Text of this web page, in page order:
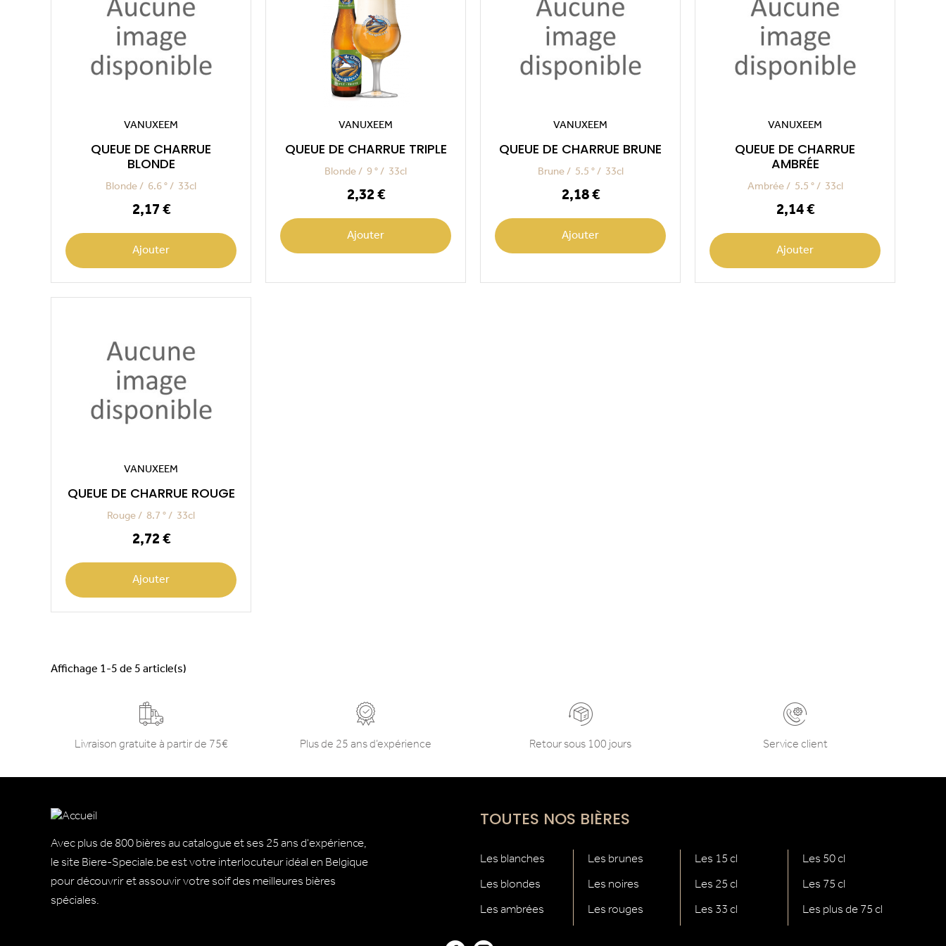
VANUXEEM
QUEUE DE CHARRUE
BLONDE
Blonde 6.6 ° 33cl
2,17 €
Ajouter
VANUXEEM
QUEUE DE CHARRUE TRIPLE
Blonde 9 ° 33cl
2,32 €
Ajouter
VANUXEEM
QUEUE DE CHARRUE BRUNE
Brune 5.5 ° 33cl
2,18 €
Ajouter
VANUXEEM
QUEUE DE CHARRUE
AMBRÉE
Ambrée 5.5 ° 33cl
2,14 €
Ajouter
VANUXEEM
QUEUE DE CHARRUE ROUGE
Rouge 8.7 ° 33cl
2,72 €
Ajouter
Affichage 1-5 de 5 article(s)
Livraison gratuite à partir de 75€ Plus de 25 ans d’expérience Retour sous 100 jours Service client
Avec plus de 800 bières au catalogue et ses 25 ans d'expérience,
le site Biere-Speciale.be est votre interlocuteur idéal en Belgique
pour découvrir et assouvir votre soif des meilleures bières
spéciales.
TOUTES NOS BIÈRES
Les blanches
Les blondes
Les ambrées
Les brunes
Les noires
Les rouges
Les 15 cl
Les 25 cl
Les 33 cl
Les 50 cl
Les 75 cl
Les plus de 75 cl